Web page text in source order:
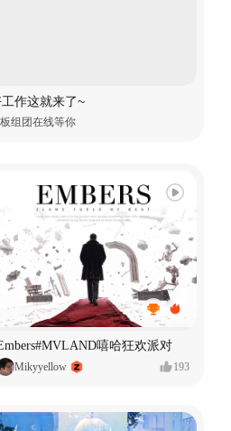
作这就来了~
组团在线等你
嘻哈狂欢派对
Mikyyellow 193